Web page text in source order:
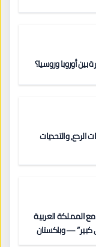
أوروبا وروسيا؟
الردع، والتحديات
المملكة العربية
— وباكستان